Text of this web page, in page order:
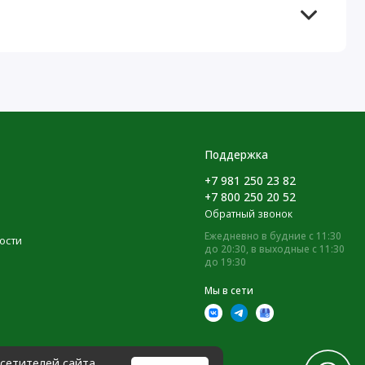
Поддержка
+7 981 250 23 82
+7 800 250 20 52
Обратный звонок
Ежедневно в будние с 11:30
до 20:30, в выходные с 11:30
до 19:30
Мы в сети